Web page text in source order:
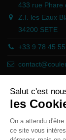
433 rue Phare
Z.I. les Eaux
34200 SETE
+33 9 78 45
Händler
Klicken Sie hier